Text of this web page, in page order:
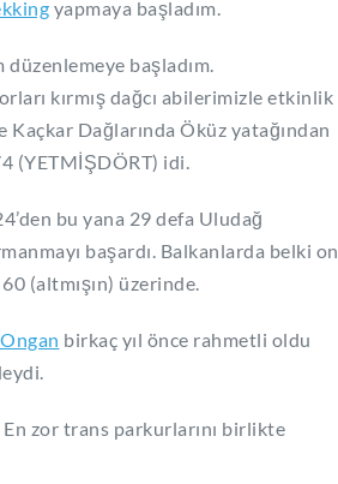
yapmaya başladım.
başladım.
kırmış dağcı abilerimizle etkinlik
Dağlarında Öküz yatağından
(YETMİŞDÖRT) idi.
bu yana 29 defa Uludağ
başardı. Balkanlarda belki on
(altmışın) üzerinde.
birkaç yıl önce rahmetli oldu
En zor trans parkurlarını birlikte